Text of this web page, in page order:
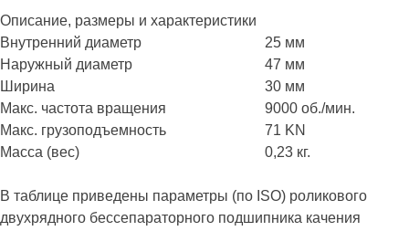
содержимому
Описание, размеры и характеристики
Внутренний диаметр
25 мм
Наружный диаметр
47 мм
Ширина
30 мм
Макс. частота вращения
9000 об./мин.
Макс. грузоподъемность
71 KN
Масса (вес)
0,23 кг.
В таблице приведены параметры (по ISO) роликового
двухрядного бессепараторного подшипника качения